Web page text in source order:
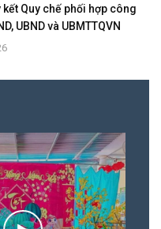
kết Quy chế phối hợp công
UBND và UBMTTQVN
– 2031